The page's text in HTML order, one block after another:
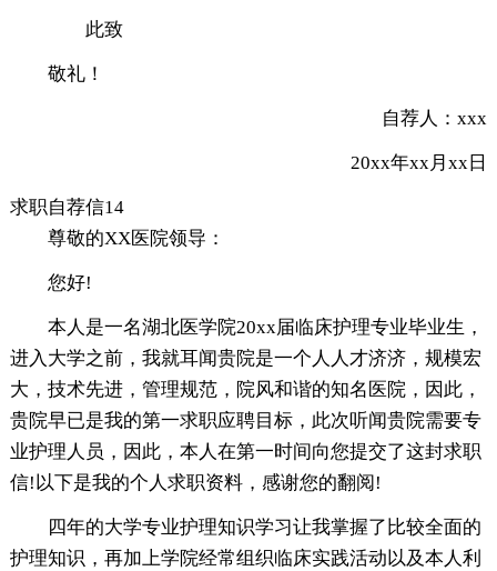
此致
敬礼！
自荐人：xxx
20xx年xx月xx日
求职自荐信14
尊敬的XX医院领导：
您好!
本人是一名湖北医学院20xx届临床护理专业毕业生，
进入大学之前，我就耳闻贵院是一个人人才济济，规模宏
大，技术先进，管理规范，院风和谐的知名医院，因此，
贵院早已是我的第一求职应聘目标，此次听闻贵院需要专
业护理人员，因此，本人在第一时间向您提交了这封求职
信!以下是我的个人求职资料，感谢您的翻阅!
四年的大学专业护理知识学习让我掌握了比较全面的
护理知识，再加上学院经常组织临床实践活动以及本人利